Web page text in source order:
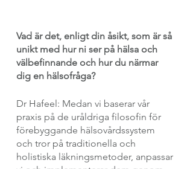
Vad är det, enligt din åsikt, som är så
unikt med hur ni ser på hälsa och
välbefinnande och hur du närmar
dig en hälsofråga?
Dr Hafeel: Medan vi baserar vår
praxis på de uråldriga filosofin för
förebyggande hälsovårdssystem
och tror på traditionella och
holistiska läkningsmetoder, anpassar